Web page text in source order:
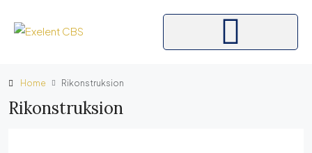
Home Rikonstruksion
Rikonstruksion